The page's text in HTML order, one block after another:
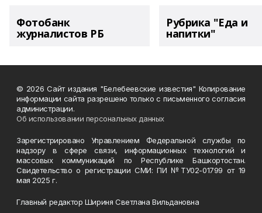
Фотобанк
журналистов РБ
Рубрика "Еда и
напитки"
© 2026 Сайт издания "Белебеевские известия" Копирование
информации сайта разрешено только с письменного согласия
администрации.
Об использовании персональных данных
Зарегистрировано Управлением Федеральной службы по
надзору в сфере связи, информационных технологий и
массовых коммуникаций по Республике Башкортостан.
Свидетельство о регистрации СМИ: ПИ №ТУ02-01799 от 19
мая 2025 г.
Главный редактор Шириня Светлана Вильдановна